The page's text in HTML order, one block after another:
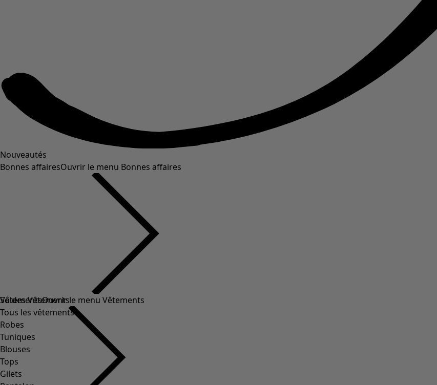
Nouveautés
Bonnes affairesOuvrir le menu Bonnes affaires
Soldes Vêtements
Tous les vêtements
Robes
Tuniques
Blouses
Tops
Gilets
VêtementsOuvrir le menu Vêtements